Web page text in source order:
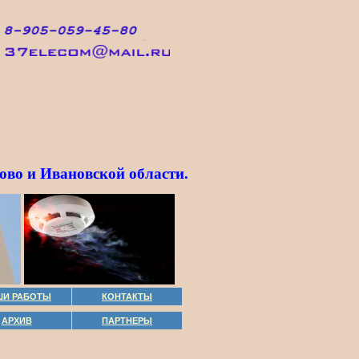
и Ивановской области.
РАБОТЫ КОНТАКТЫ
АРХИВ ПАРТНЕРЫ